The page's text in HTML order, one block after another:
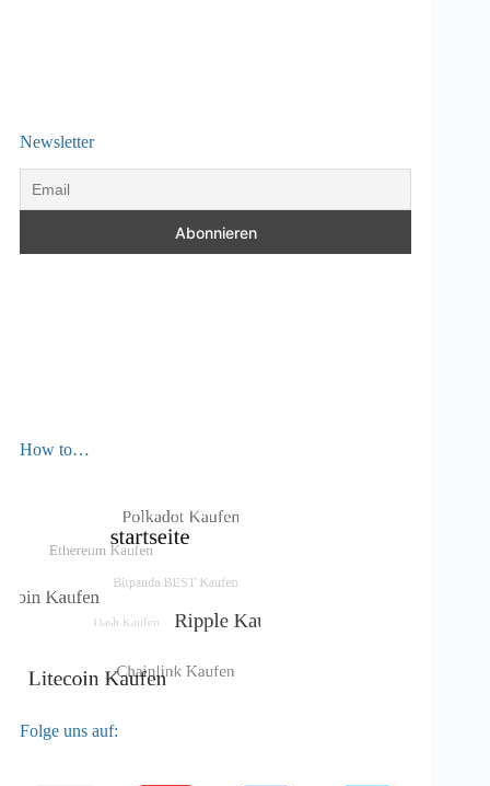
Newsletter
How to…
Folge uns auf: